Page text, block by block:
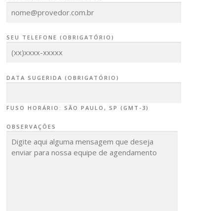
SEU TELEFONE (OBRIGATÓRIO)
DATA SUGERIDA (OBRIGATÓRIO)
FUSO HORÁRIO: SÃO PAULO, SP (GMT-3)
OBSERVAÇÕES